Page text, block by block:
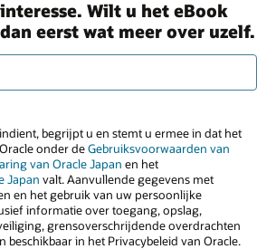
Wilt u het eBook
eerst wat meer over uzelf.
begrijpt u en stemt u ermee in dat het
onder deGebruiksvoorwaarden van
van Oracle Japan en het
Japan valt. Aanvullende gegevens met
en het gebruik van uw persoonlijke
informatie over toegang, opslag,
grensoverschrijdende overdrachten
in het Privacybeleid van Oracle.